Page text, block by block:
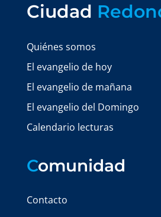
Ciudad
Quiénes somos
El evangelio de hoy
El evangelio de mañana
El evangelio del Domingo
Calendario lecturas
Comunidad
Contacto